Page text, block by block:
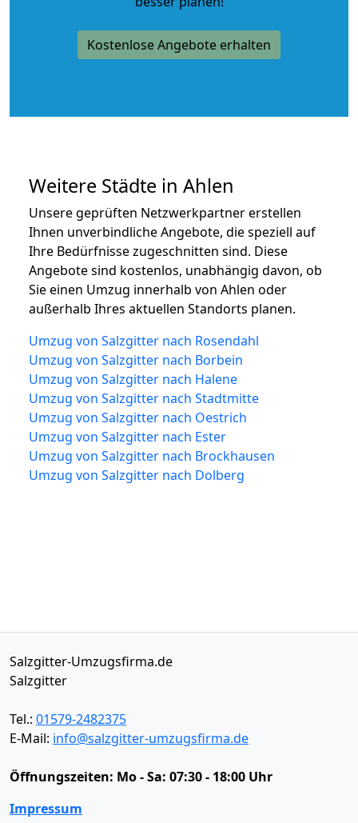
Kostenlose Angebote erhalten
Weitere Städte in Ahlen
Unsere geprüften Netzwerkpartner erstellen
Ihnen unverbindliche Angebote, die speziell auf
Ihre Bedürfnisse zugeschnitten sind. Diese
Angebote sind kostenlos, unabhängig davon, ob
Sie einen Umzug innerhalb von Ahlen oder
außerhalb Ihres aktuellen Standorts planen.
Umzug von Salzgitter nach Rosendahl
Umzug von Salzgitter nach Borbein
Umzug von Salzgitter nach Halene
Umzug von Salzgitter nach Stadtmitte
Umzug von Salzgitter nach Oestrich
Umzug von Salzgitter nach Ester
Umzug von Salzgitter nach Brockhausen
Umzug von Salzgitter nach Dolberg
Salzgitter-Umzugsfirma.de
Salzgitter
Tel.: 01579-2482375
E-Mail: info@salzgitter-umzugsfirma.de
Öffnungszeiten: Mo - Sa: 07:30 - 18:00 Uhr
Impressum